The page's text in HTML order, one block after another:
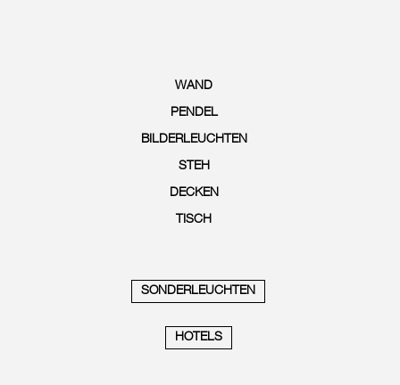
WAND
PENDEL
BILDERLEUCHTEN
STEH
DECKEN
TISCH
SONDERLEUCHTEN
HOTELS